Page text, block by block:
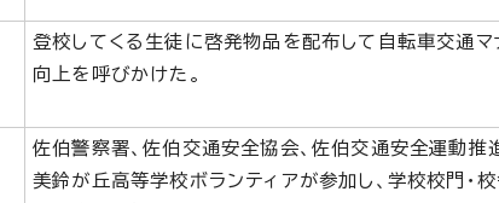
登校してくる生徒に啓発物品を配布して自転車交通マ
向上を呼びかけた。
佐伯警察署、佐伯交通安全協会、佐伯交通安全運動推進
美鈴が丘高等学校ボランティアが参加し、学校校門・